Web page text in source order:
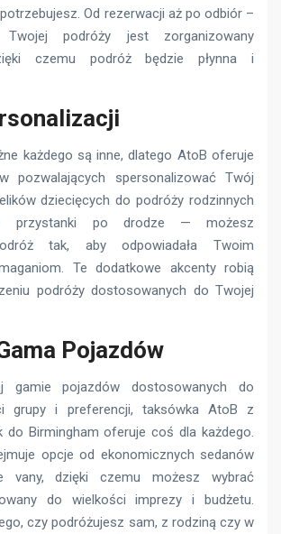
Od rezerwacji aż po odbiór –
podróży jest zorganizowany
czemu podróż będzie płynna i
każdego są inne, dlatego AtoB oferuje
pozwalających spersonalizować Twój
dziecięcych do podróży rodzinnych
przystanki po drodze — możesz
tak, aby odpowiadała Twoim
Te dodatkowe akcenty robią
podróży dostosowanych do Twojej
Pojazdów
gamie pojazdów dostosowanych do
grupy i preferencji, taksówka AtoB z
do Birmingham oferuje coś dla każdego.
opcje od ekonomicznych sedanów
vany, dzięki czemu możesz wybrać
do wielkości imprezy i budżetu.
czy podróżujesz sam, z rodziną czy w